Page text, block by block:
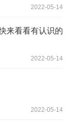
2022-05-14
来看看有认识的
2022-05-14
2022-05-14